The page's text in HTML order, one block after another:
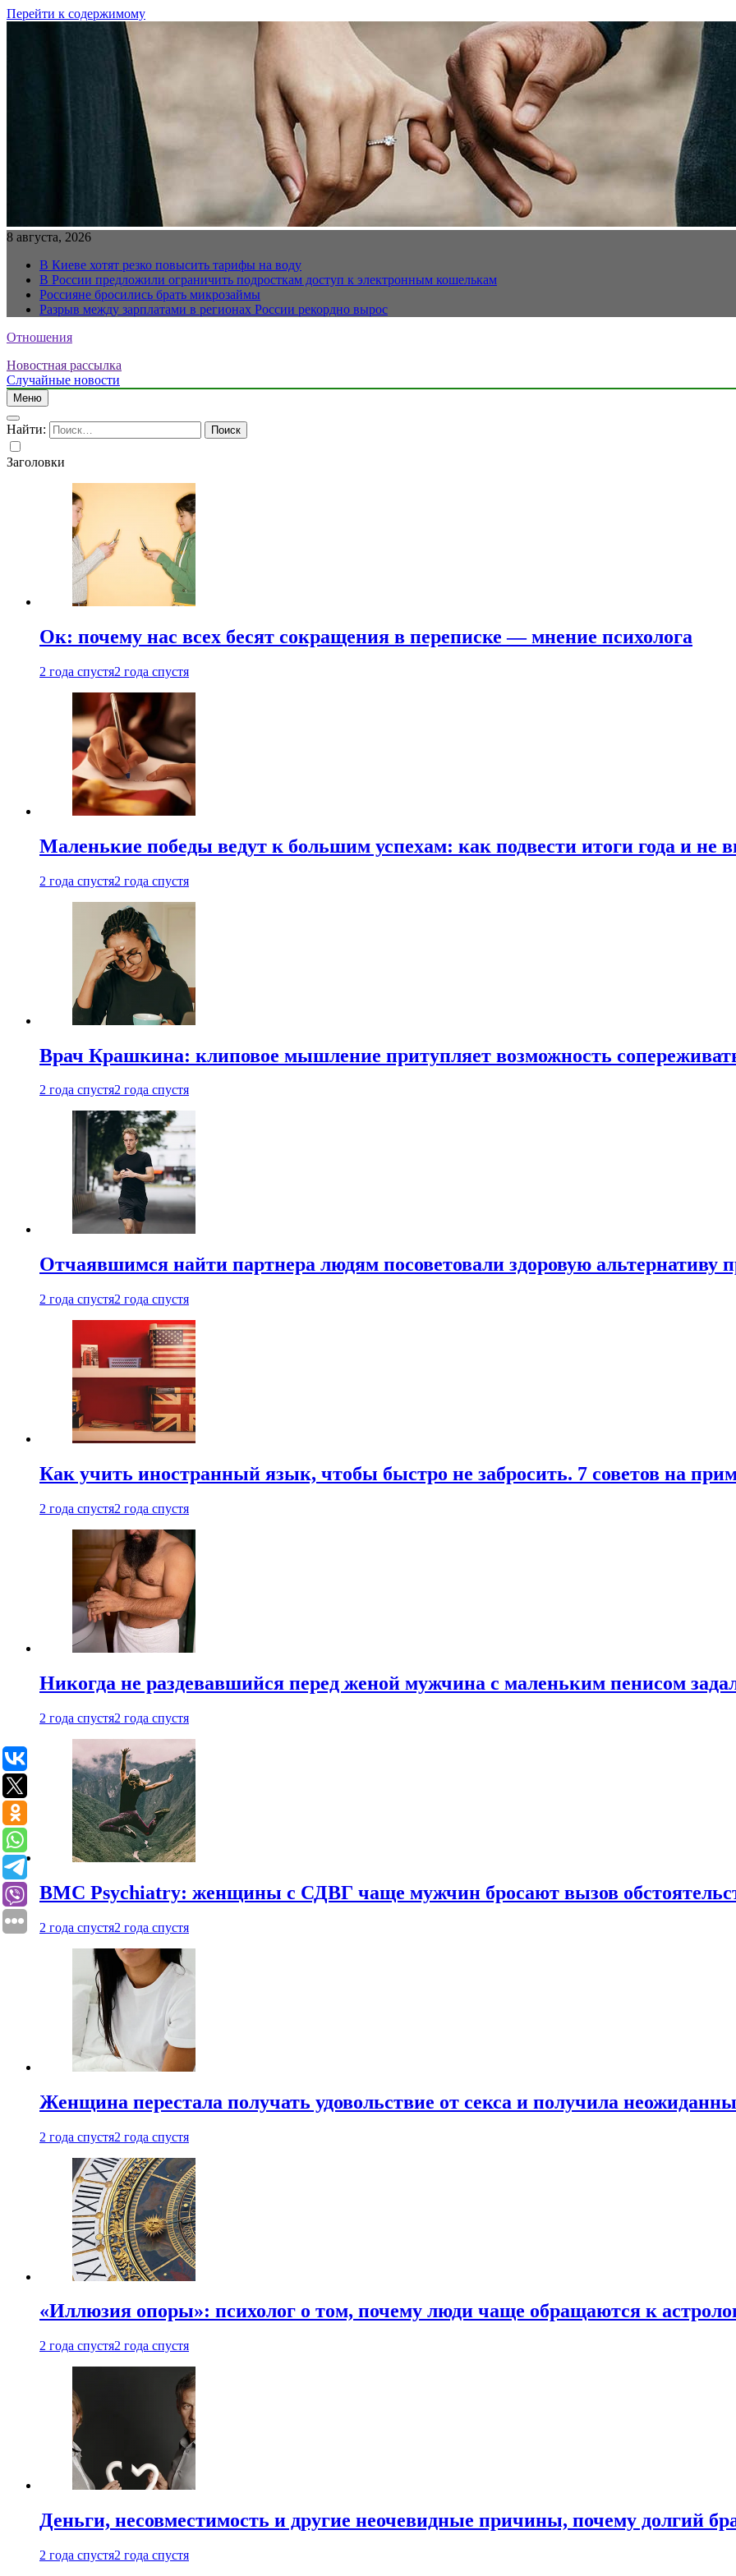
Перейти к содержимому
8 августа, 2026
В Киеве хотят резко повысить тарифы на воду
В России предложили ограничить подросткам доступ к электронным кошелькам
Россияне бросились брать микрозаймы
Разрыв между зарплатами в регионах России рекордно вырос
Отношения
Новостная рассылка
Случайные новости
Меню
Найти:
Заголовки
Ок: почему нас всех бесят сокращения в переписке — мнение психолога
2 года спустя2 года спустя
Маленькие победы ведут к большим успехам: как подвести итоги года и не
2 года спустя2 года спустя
Врач Крашкина: клиповое мышление притупляет возможность
2 года спустя2 года спустя
Отчаявшимся найти партнера людям посоветовали здоровую альтернативу
2 года спустя2 года спустя
Как учить иностранный язык, чтобы быстро не забросить. 7 советов на
2 года спустя2 года спустя
Никогда не раздевавшийся перед женой мужчина с маленьким пенисом
2 года спустя2 года спустя
BMC Psychiatry: женщины с СДВГ чаще мужчин бросают вызов
2 года спустя2 года спустя
Женщина перестала получать удовольствие от секса и получила
2 года спустя2 года спустя
«Иллюзия опоры»: психолог о том, почему люди чаще обращаются к
2 года спустя2 года спустя
Деньги, несовместимость и другие неочевидные причины, почему долгий
2 года спустя2 года спустя